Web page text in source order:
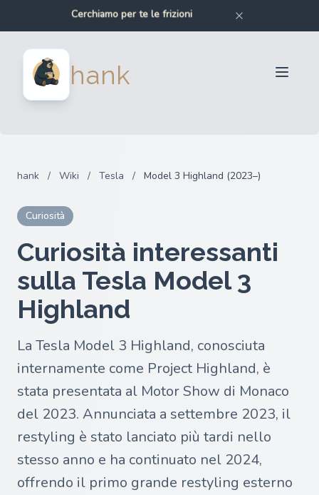
Cerchiamo per te i paraurti
Cerchiamo per te i ricambi per auto
hankPer acquirenti
hank / Wiki / Tesla / Model 3 Highland (2023–)
Curiosità
Curiosità interessanti
sulla Tesla Model 3
Highland
La Tesla Model 3 Highland, conosciuta
internamente come Project Highland, è
stata presentata al Motor Show di Monaco
del 2023. Annunciata a settembre 2023, il
restyling è stato lanciato più tardi nello
stesso anno e ha continuato nel 2024,
offrendo il primo grande restyling esterno